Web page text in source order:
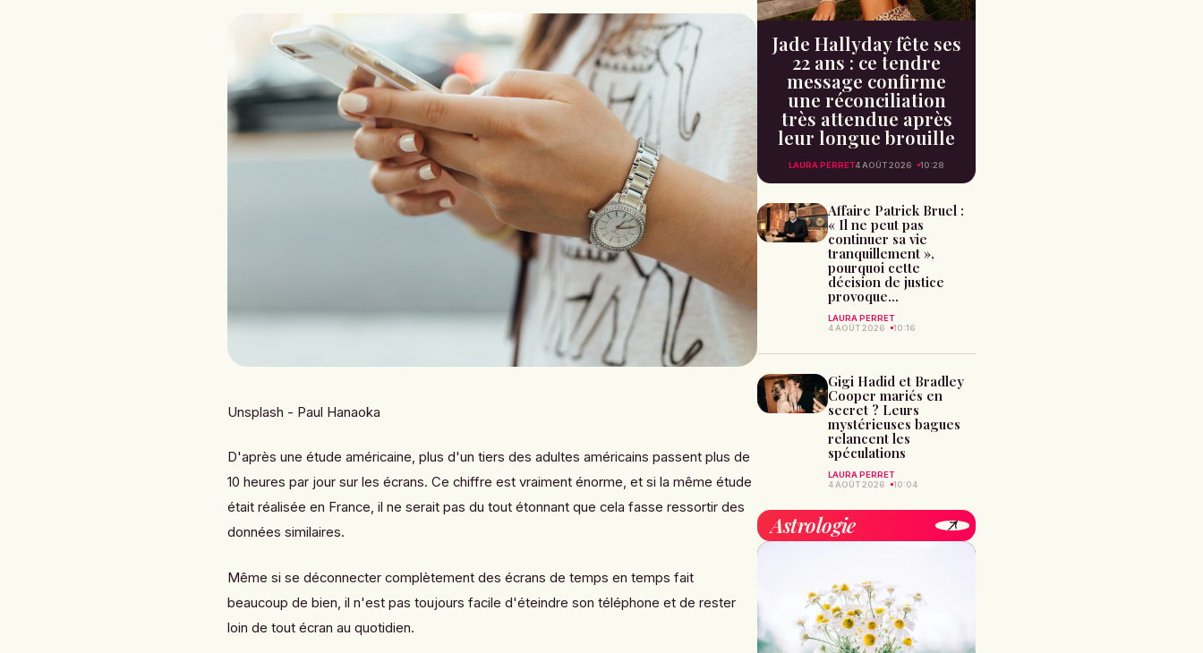
Unsplash - Paul Hanaoka
D'après une étude américaine, plus d'un tiers des adultes américains passent plus de
10 heures par jour sur les écrans. Ce chiffre est vraiment énorme, et si la même étude
était réalisée en France, il ne serait pas du tout étonnant que cela fasse ressortir des
données similaires.
Même si se déconnecter complètement des écrans de temps en temps fait
beaucoup de bien, il n'est pas toujours facile d'éteindre son téléphone et de rester
loin de tout écran au quotidien.
Jade Hallyday fête ses
22 ans : ce tendre
message confirme
une réconciliation
très attendue après
leur longue brouille
LAURA PERRET4 AOÛT 2026 10:28
Affaire Patrick Bruel :
« Il ne peut pas
continuer sa vie
tranquillement »,
pourquoi cette
décision de justice
provoque...
LAURA PERRET
4 AOÛT 2026
10:16
Gigi Hadid et Bradley
Cooper mariés en
secret ? Leurs
mystérieuses bagues
relancent les
spéculations
LAURA PERRET
4 AOÛT 2026
10:04
Astrologie